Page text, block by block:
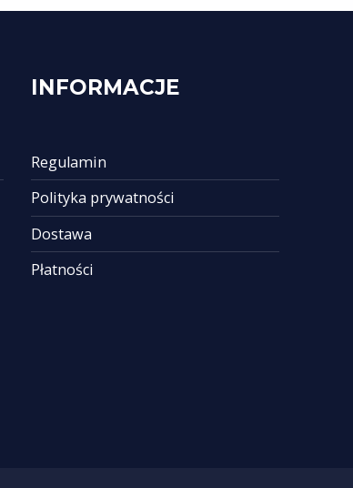
INFORMACJE
Regulamin
Polityka prywatności
Dostawa
Płatności